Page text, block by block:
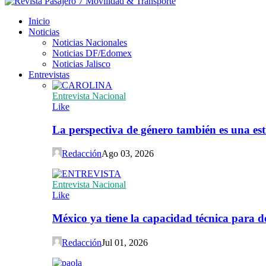
Inicio
Noticias
Noticias Nacionales
Noticias DF/Edomex
Noticias Jalisco
Entrevistas
Entrevista Nacional
Like
La perspectiva de género también es una
RedacciónAgo 03, 2026
Entrevista Nacional
Like
México ya tiene la capacidad técnica para
RedacciónJul 01, 2026